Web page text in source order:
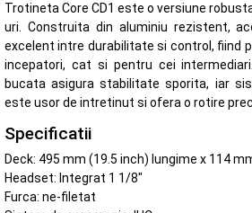
Trotineta Core CD1 este o versiune
uri. Construita din aluminiu rezistent,
excelent intre durabilitate si control, fiind
incepatori, cat si pentru cei
bucata asigura stabilitate sporita, iar
este usor de intretinut si ofera o rotire
Specificatii
Deck: 495 mm (19.5 inch) lungime x 114
Headset: Integrat 1 1/8"
Furca: ne-filetat